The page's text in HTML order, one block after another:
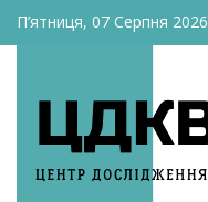
П’ятниця, 07 Серпня 2026